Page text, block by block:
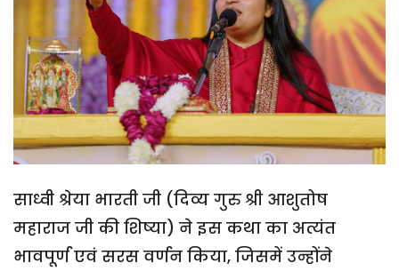
साध्वी श्रेया भारती जी (दिव्य गुरु श्री आशुतोष
महाराज जी की शिष्या) ने इस कथा का अत्यंत
भावपूर्ण एवं सरस वर्णन किया, जिसमें उन्होंने